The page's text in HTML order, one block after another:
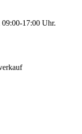
17:00 Uhr.